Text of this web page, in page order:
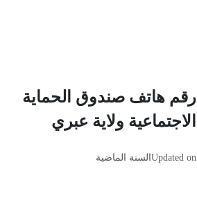
رقم هاتف صندوق الحماية
الاجتماعية ولاية عبري
Updated on السنة الماضية